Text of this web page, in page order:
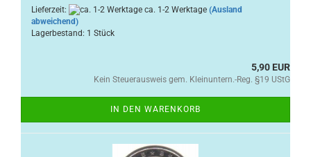
Lieferzeit: ca. 1-2 Werktage (Ausland
abweichend)
Lagerbestand: 1 Stück
5,90 EUR
Kein Steuerausweis gem. Kleinuntern.-Reg. §19 UStG
IN DEN WARENKORB